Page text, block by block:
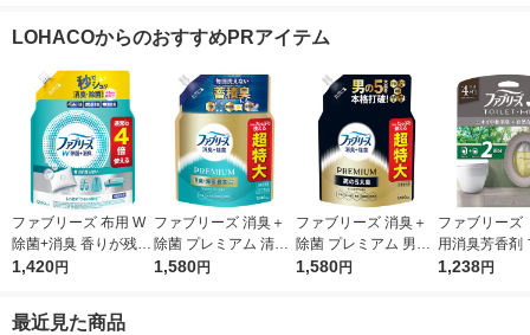
小林製薬
LOHACOからのおすすめPRアイテム
ファブリーズ 布用 W
除菌+消臭 香りが残ら
ない 詰め替え 特大 12
1,420円
ファブリーズ 消臭＋
除菌 プレミアム 清潔
なランドリーの香り
1,580円
ファブリーズ 消臭＋
除菌 プレミアム 男の
5大臭クールアクア 詰
1,580円
ファブリーズ
用消臭芳香剤
スト＆シダー
1,238円
最近見た商品